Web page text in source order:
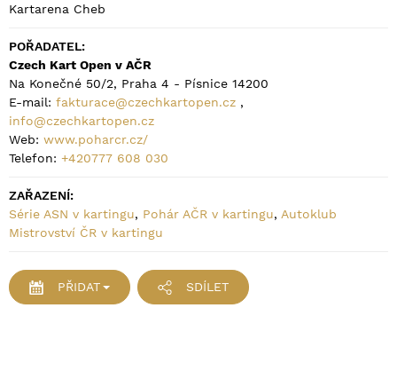
Kartarena Cheb
POŘADATEL:
Czech Kart Open v AČR
Na Konečné 50/2, Praha 4 - Písnice 14200
E-mail: fakturace@czechkartopen.cz ,
info@czechkartopen.cz
Web: www.poharcr.cz/
Telefon: +420777 608 030
ZAŘAZENÍ:
Série ASN v kartingu, Pohár AČR v kartingu, Autoklub
Mistrovství ČR v kartingu
PŘIDAT SDÍLET